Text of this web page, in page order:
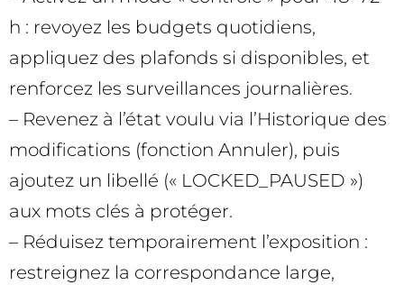
h : revoyez les budgets quotidiens,
appliquez des plafonds si disponibles, et
renforcez les surveillances journalières.
– Revenez à l’état voulu via l’Historique des
modifications (fonction Annuler), puis
ajoutez un libellé (« LOCKED_PAUSED »)
aux mots clés à protéger.
– Réduisez temporairement l’exposition :
restreignez la correspondance large,